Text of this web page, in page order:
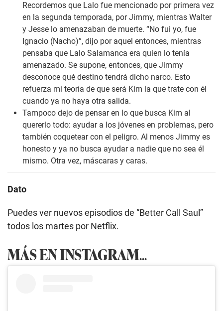
Recordemos que Lalo fue mencionado por primera vez
en la segunda temporada, por Jimmy, mientras Walter
y Jesse lo amenazaban de muerte. “No fui yo, fue
Ignacio (Nacho)”, dijo por aquel entonces, mientras
pensaba que Lalo Salamanca era quien lo tenía
amenazado. Se supone, entonces, que Jimmy
desconoce qué destino tendrá dicho narco. Esto
refuerza mi teoría de que será Kim la que trate con él
cuando ya no haya otra salida.
Tampoco dejo de pensar en lo que busca Kim al
quererlo todo: ayudar a los jóvenes en problemas, pero
también coquetear con el peligro. Al menos Jimmy es
honesto y ya no busca ayudar a nadie que no sea él
mismo. Otra vez, máscaras y caras.
Dato
Puedes ver nuevos episodios de “Better Call Saul”
todos los martes por Netflix.
MÁS EN INSTAGRAM...